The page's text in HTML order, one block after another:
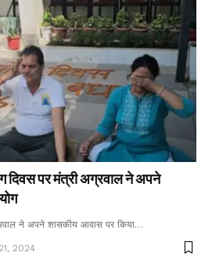
दिवस पर मंत्री अग्रवाल ने अपने
ने अपने शासकीय आवास पर किया…
2024